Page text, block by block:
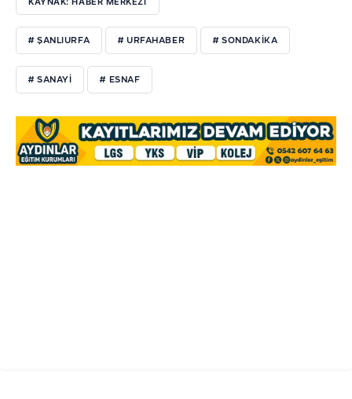
# ŞANLIURFA # URFAHABER # SONDAKİKA
# SANAYİ # ESNAF